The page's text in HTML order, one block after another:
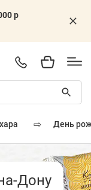
р
⇨ день
Дону